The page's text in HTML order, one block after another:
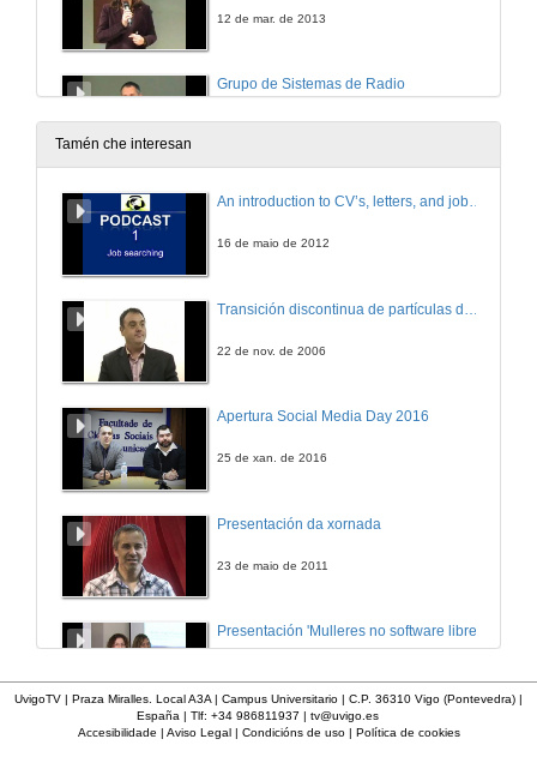
12 de mar. de 2013
Grupo de Sistemas de Radio
12 de mar. de 2013
Tecnocom
Escola de finanzas
Que é a I+D?
Gradiant
Tamén che interesan
An introduction to CV’s, letters, and job searching
16 de maio de 2012
22 de nov. de 2006
Apertura Social Media Day 2016
25 de xan. de 2016
Presentación da xornada
23 de maio de 2011
Presentación 'Mulleres no software libre'
Imaxe de vídeo dixital
UvigoTV | Praza Miralles. Local A3A | Campus Universitario | C.P. 36310 Vigo (Pontevedra) |
España | Tlf: +34 986811937 | tv@uvigo.es
Accesibilidade | Aviso Legal| Condicións de uso| Política de cookies